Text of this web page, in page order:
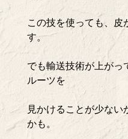
この技を使っても、皮
す。
でも輸送技術が上がっ
ルーツを
見かけることが少な
かも。